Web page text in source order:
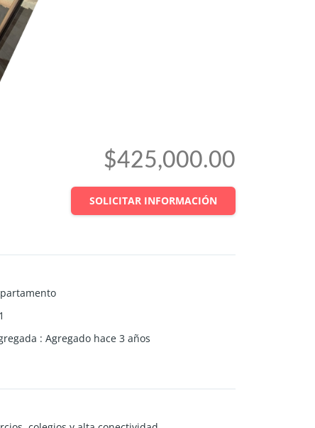
$425,000.00
SOLICITAR INFORMACIÓN
1
: Agregado hace 3 años